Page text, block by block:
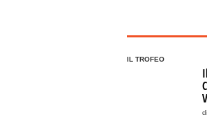
IL TROFEO
di